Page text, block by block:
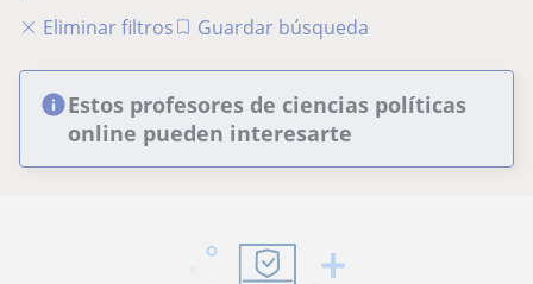
Eliminar filtros
Guardar búsqueda
Estos profesores de ciencias políticas
online pueden interesarte